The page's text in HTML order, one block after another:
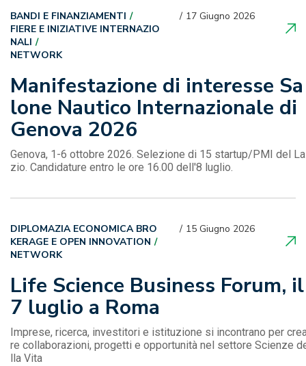
Manifestazione di interesse Sa
lone Nautico Internazionale di
Genova 2026
17 Giugno 2026
BANDI E FINANZIAMENTI
FIERE E INIZIATIVE INTERNAZIO
NALI
NETWORK
Genova, 1-6 ottobre 2026. Selezione di 15 startup/PMI del La
zio. Candidature entro le ore 16.00 dell'8 luglio.
Life Science Business Forum, il
7 luglio a Roma
15 Giugno 2026
DIPLOMAZIA ECONOMICA BRO
KERAGE E OPEN INNOVATION
NETWORK
Imprese, ricerca, investitori e istituzione si incontrano per
re collaborazioni, progetti e opportunità nel settore Scienze
lla Vita